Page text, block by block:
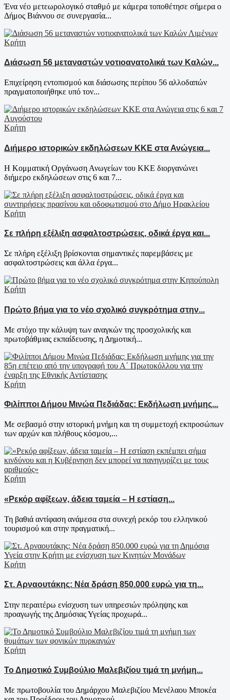
Ένα νέο μετεωρολογικό σταθμό με κάμερα τοποθέτησε σήμερα ο
Δήμος Βιάννου σε συνεργασία...
Κρήτη
Διάσωση 56 μεταναστών νοτιοανατολικά των Καλών...
Επιχείρηση εντοπισμού και διάσωσης περίπου 56 αλλοδαπών
πραγματοποιήθηκε υπό τον...
Κρήτη
Διήμερο ιστορικών εκδηλώσεων ΚΚΕ στα Ανώγεια...
Η Κομματική Οργάνωση Ανωγείων του ΚΚΕ διοργανώνει
διήμερο εκδηλώσεων στις 6 και 7...
Κρήτη
Σε πλήρη εξέλιξη ασφαλτοστρώσεις, οδικά έργα και...
Σε πλήρη εξέλιξη βρίσκονται σημαντικές παρεμβάσεις με
ασφαλτοστρώσεις και άλλα έργα...
Κρήτη
Πρώτο βήμα για το νέο σχολικό συγκρότημα στην...
Με στόχο την κάλυψη των αναγκών της προσχολικής και
πρωτοβάθμιας εκπαίδευσης, η Δημοτική...
Κρήτη
Φιλίπποι Δήμου Μινώα Πεδιάδας: Εκδήλωση μνήμης...
Με σεβασμό στην ιστορική μνήμη και τη συμμετοχή εκπροσώπων
των αρχών και πλήθους κόσμου,...
Κρήτη
«Ρεκόρ αφίξεων, άδεια ταμεία – Η εστίαση...
Τη βαθιά αντίφαση ανάμεσα στα συνεχή ρεκόρ του ελληνικού
τουρισμού και στην πραγματική...
Κρήτη
Στ. Αρναουτάκης: Νέα δράση 850.000 ευρώ για τη...
Στην περαιτέρω ενίσχυση των υπηρεσιών πρόληψης και
προαγωγής της Δημόσιας Υγείας προχωρά...
Κρήτη
Το Δημοτικό Συμβούλιο Μαλεβιζίου τιμά τη μνήμη...
Με πρωτοβουλία του Δημάρχου Μαλεβιζίου Μενέλαου Μποκέα